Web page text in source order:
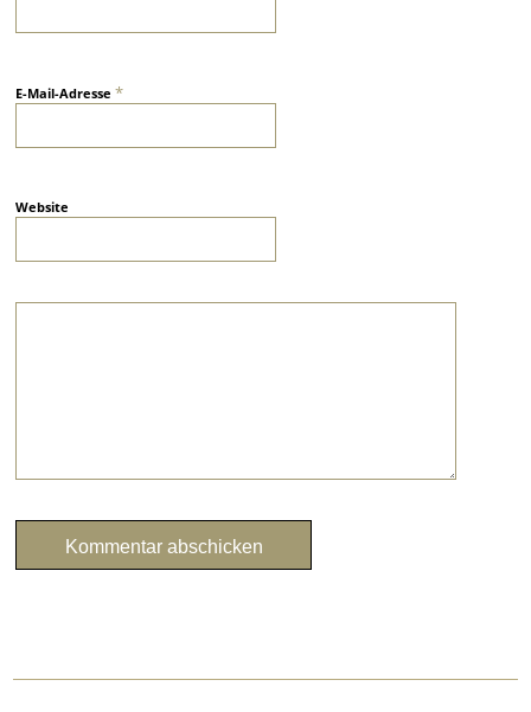
E-Mail-Adresse*
Website